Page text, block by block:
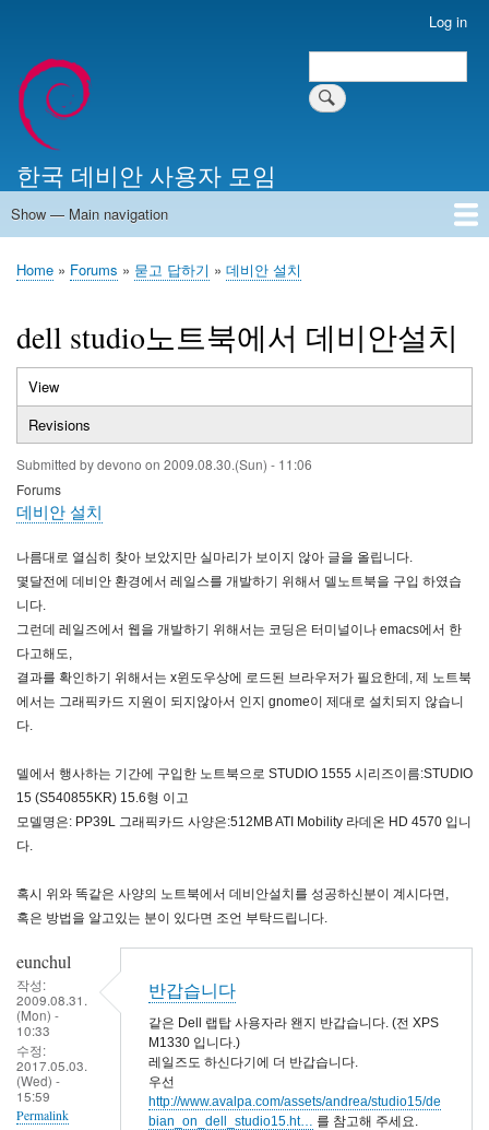
account
menu
Log in
Search
한국 데비안 사용자 모임
Main
Show — Main navigation
Home
알리는 말씀
최근 게시물
위키 문서
미러 서버
Breadcrumb
Home Forums 묻고 답하기 데비안 설치
dell studio노트북에서 데비안설치
Primary
tabs
View
tab)
Revisions
Submitted bydevono on 2009.08.30.(Sun) - 11:06
Forums
데비안 설치
나름대로 열심히 찾아 보았지만 실마리가 보이지 않아 글을 올립니다.
몇달전에 데비안 환경에서 레일스를 개발하기 위해서 델노트북을 구입 하였습
니다.
그런데 레일즈에서 웹을 개발하기 위해서는 코딩은 터미널이나 emacs에서 한
다고해도,
결과를 확인하기 위해서는 x윈도우상에 로드된 브라우저가 필요한데, 제 노트북
에서는 그래픽카드 지원이 되지않아서 인지 gnome이 제대로 설치되지 않습니
다.
델에서 행사하는 기간에 구입한 노트북으로 STUDIO 1555 시리즈이름:STUDIO
15 (S540855KR) 15.6형 이고
모델명은: PP39L 그래픽카드 사양은:512MB ATI Mobility 라데온 HD 4570 입니
다.
혹시 위와 똑같은 사양의 노트북에서 데비안설치를 성공하신분이 계시다면,
혹은 방법을 알고있는 분이 있다면 조언 부탁드립니다.
eunchul
작성:
2009.08.31.
(Mon) -
10:33
수정:
2017.05.03.
(Wed) -
15:59
Permalink
반갑습니다
같은 Dell 랩탑 사용자라 왠지 반갑습니다. (전 XPS
M1330 입니다.)
레일즈도 하신다기에 더 반갑습니다.
우선
http://www.avalpa.com/assets/andrea/studio15/de
bian_on_dell_studio15.ht…
를 참고해 주세요.